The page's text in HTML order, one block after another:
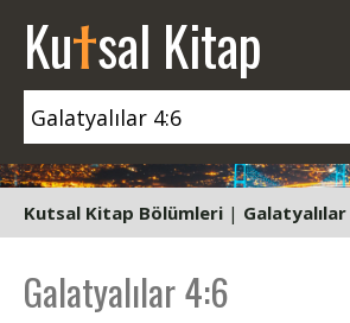
Kutsal Kitap
Kutsal Kitap Bölümleri |
Galatyalılar 4:6